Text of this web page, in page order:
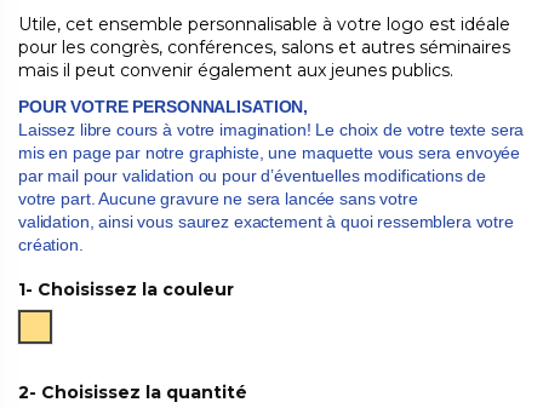
Utile, cet ensemble personnalisable à votre logo est idéale
pour les congrès, conférences, salons et autres séminaires
mais il peut convenir également aux jeunes publics.
POUR VOTRE PERSONNALISATION,
Laissez libre cours à votre imagination! Le choix de votre texte sera
mis en page par notre graphiste, une maquette vous sera envoyée
par mail pour validation ou pour d’éventuelles modifications de
votre part. Aucune gravure ne sera lancée sans votre
validation,ainsi vous saurez exactement à quoi ressemblera votre
création.
1- Choisissez la couleur
2- Choisissez la quantité